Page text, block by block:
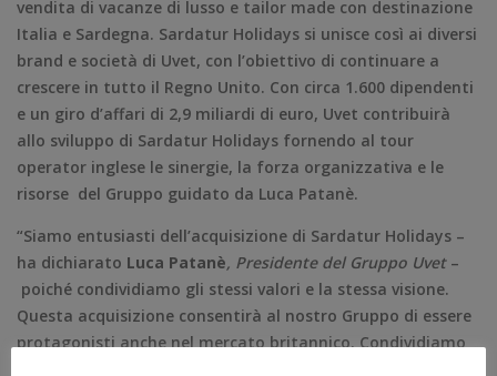
vendita di vacanze di lusso e tailor made con destinazione
Italia e Sardegna. Sardatur Holidays si unisce così ai diversi
brand e società di Uvet, con l’obiettivo di continuare a
crescere in tutto il Regno Unito. Con circa 1.600 dipendenti
e un giro d’affari di 2,9 miliardi di euro, Uvet contribuirà
allo sviluppo di Sardatur Holidays fornendo al tour
operator inglese le sinergie, la forza organizzativa e le
risorse del Gruppo guidato da Luca Patanè.
“Siamo entusiasti dell’acquisizione di Sardatur Holidays –
ha dichiarato Luca Patanè, Presidente del Gruppo Uvet –
poiché condividiamo gli stessi valori e la stessa visione.
Questa acquisizione consentirà al nostro Gruppo di essere
protagonisti anche nel mercato britannico. Condividiamo